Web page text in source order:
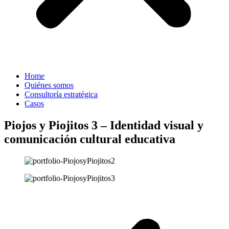
Home
Quiénes somos
Consultoría estratégica
Casos
Piojos y Piojitos 3 – Identidad visual y
comunicación cultural educativa